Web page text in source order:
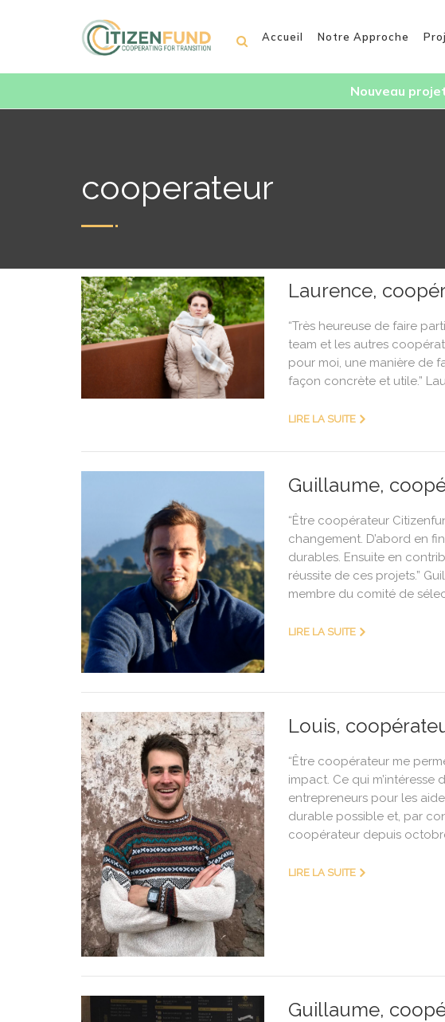
Accueil Notre Approche
Nouveau
cooperateur
Laurence,
“Très heureuse de faire
team et les autres
pour moi, une manière de
façon concrète et utile.”
LIRE LA SUITE
Guillaume,
“Être coopérateur
changement. D’abord en
durables. Ensuite en
réussite de ces projets.”
membre du comité de
LIRE LA SUITE
Louis,
“Être coopérateur me
impact. Ce qui m’intéresse
entrepreneurs pour les
durable possible et, par
coopérateur depuis
LIRE LA SUITE
Guillaume,